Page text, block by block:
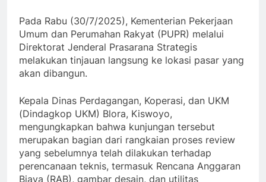
Pada Rabu (30/7/2025), Kementerian Pekerjaan
Umum dan Perumahan Rakyat (PUPR) melalui
Direktorat Jenderal Prasarana Strategis
melakukan tinjauan langsung ke lokasi pasar yang
akan dibangun.
Kepala Dinas Perdagangan, Koperasi, dan UKM
(Dindagkop UKM) Blora, Kiswoyo,
mengungkapkan bahwa kunjungan tersebut
merupakan bagian dari rangkaian proses review
yang sebelumnya telah dilakukan terhadap
perencanaan teknis, termasuk Rencana Anggaran
Biaya (RAB), gambar desain, dan utilitas